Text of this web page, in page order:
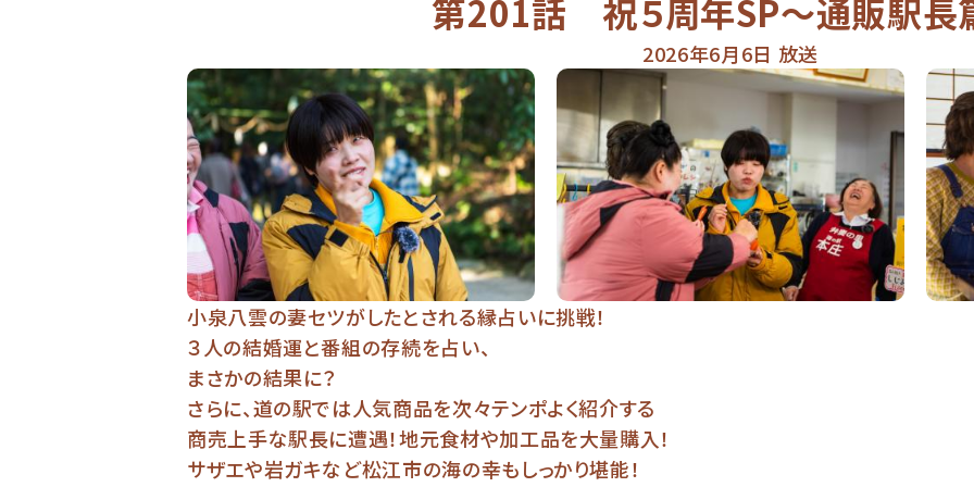
第201話 祝５周年SP～通販駅長
2026年6月6日 放送
小泉八雲の妻セツがしたとされる縁占いに挑戦！
３人の結婚運と番組の存続を占い、
まさかの結果に？
さらに、道の駅では人気商品を次々テンポよく紹介する
商売上手な駅長に遭遇！地元食材や加工品を大量購入！
サザエや岩ガキなど松江市の海の幸もしっかり堪能！